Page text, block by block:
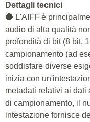
Dettagli tecnici
🔵 L'AIFF è
audio di alta qualità
profondità di bit (8 bit,
campionamento (ad
soddisfare diverse
inizia con
metadati relativi ai dati
di campionamento, il
intestazione fornisce